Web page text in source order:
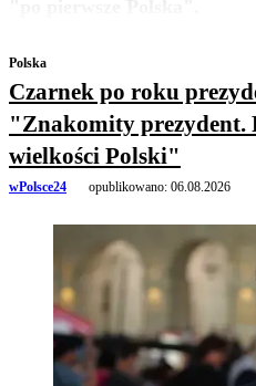
Polska
Czarnek po roku
"Znakomity prezydent.
wielkości Polski"
wPolsce24 opublikowano: 06.08.2026